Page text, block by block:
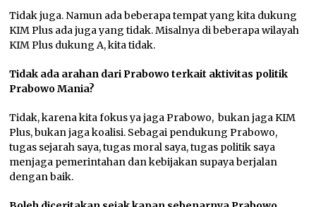
Tidak juga. Namun ada beberapa tempat yang kita dukung
KIM Plus ada juga yang tidak. Misalnya di beberapa wilayah
KIM Plus dukung A, kita tidak.
Tidak ada arahan dari Prabowo terkait aktivitas politik
Prabowo Mania?
Tidak, karena kita fokus ya jaga Prabowo, bukan jaga KIM
Plus, bukan jaga koalisi. Sebagai pendukung Prabowo,
tugas sejarah saya, tugas moral saya, tugas politik saya
menjaga pemerintahan dan kebijakan supaya berjalan
dengan baik.